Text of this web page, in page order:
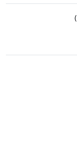
)